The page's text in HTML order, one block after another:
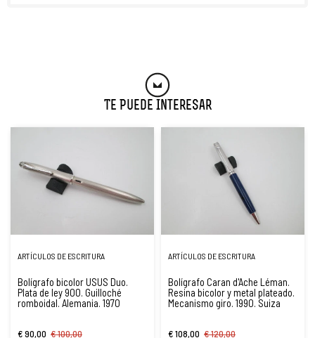
Te Puede Interesar
ARTÍCULOS DE ESCRITURA
Bolígrafo bicolor USUS Duo.
Plata de ley 900. Guilloché
romboidal. Alemania. 1970
€ 90,00 € 100,00
ARTÍCULOS DE ESCRITURA
Bolígrafo Caran d'Ache Léman.
Resina bicolor y metal plateado.
Mecanismo giro. 1990. Suiza
€ 108,00 € 120,00